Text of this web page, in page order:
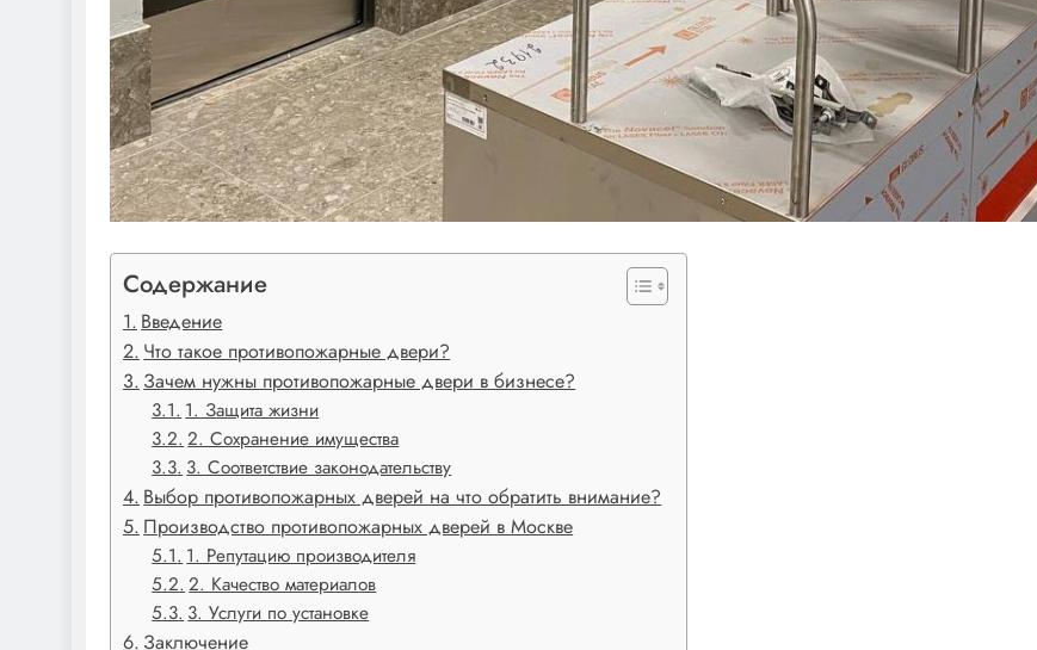
Содержание
Введение
Что такое противопожарные двери?
Зачем нужны противопожарные двери в бизнесе?
1. Защита жизни
2. Сохранение имущества
3. Соответствие законодательству
Выбор противопожарных дверей на что обратить внимание?
Производство противопожарных дверей в Москве
1. Репутацию производителя
2. Качество материалов
3. Услуги по установке
Заключение